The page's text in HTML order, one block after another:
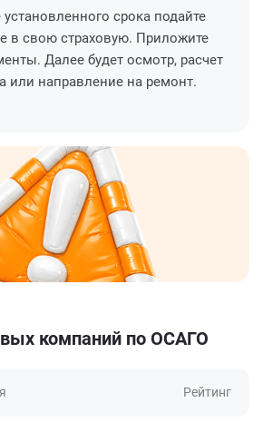
установленного срока подайте
в свою страховую. Приложите
Далее будет осмотр, расчет
или направление на ремонт.
компаний по ОСАГО
Рейтинг